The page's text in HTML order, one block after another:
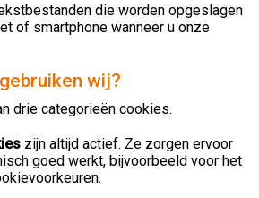
die worden opgeslagen
of smartphone wanneer u onze
wij?
drie categorieën cookies.
zijn altijd actief. Ze zorgen ervoor
goed werkt, bijvoorbeeld voor het